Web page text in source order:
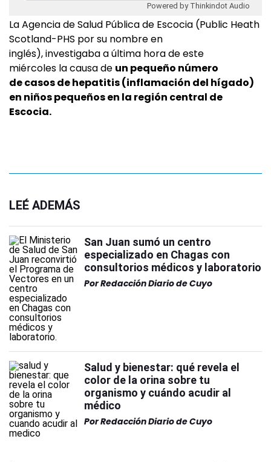
Powered by Thinkindot Audio
La Agencia de Salud Pública de Escocia (Public Heath
Scotland-PHS por su nombre en
inglés), investigaba a última hora de este
miércoles la causa de un pequeño número
de casos de hepatitis (inflamación del hígado)
en niños pequeños en la región central de
Escocia.
LEÉ ADEMÁS
San Juan sumó un centro
especializado en Chagas con
consultorios médicos y laboratorio
PorRedacción Diario de Cuyo
Salud y bienestar: qué revela el
color de la orina sobre tu
organismo y cuándo acudir al
médico
PorRedacción Diario de Cuyo